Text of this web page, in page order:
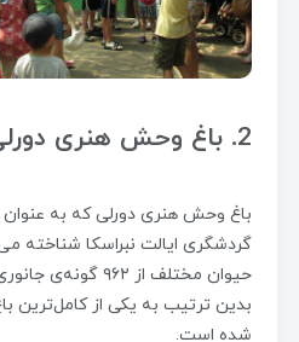
2. باغ ‌وحش هنری دورلی- نبراسکا
باغ وحش هنری دورلی که به
حیوان مختلف از
بدین ترتیب به یکی از کامل‌ترین
شده است.